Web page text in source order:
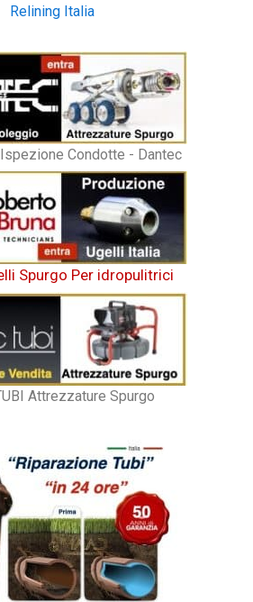
Relining Italia
Condotte - Dantec
Spurgo Per idropulitrici
Attrezzature Spurgo